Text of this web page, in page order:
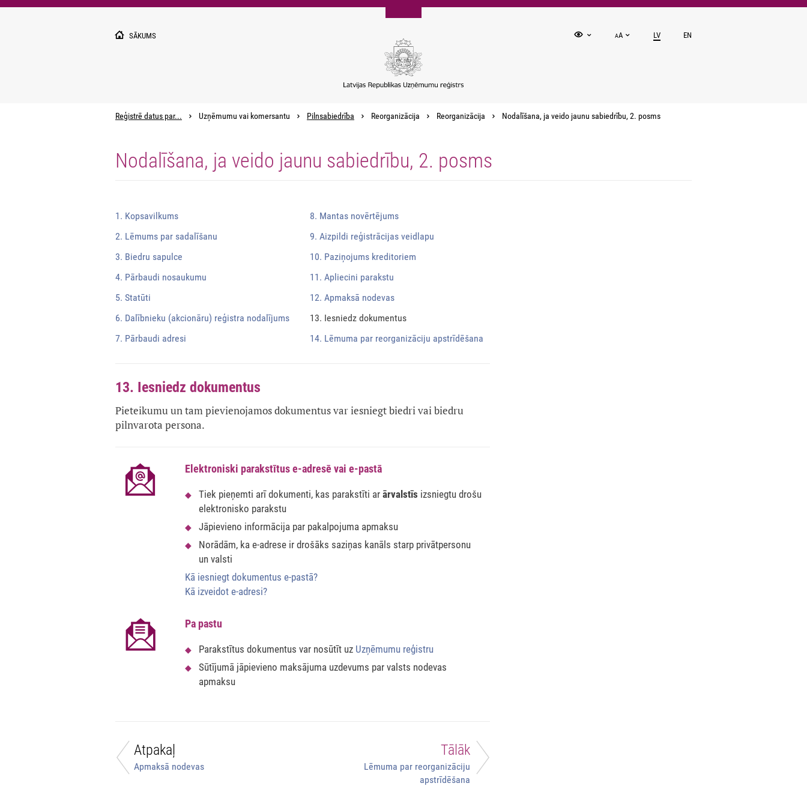
Pārlekt
SĀKUMS AA LV EN
Reģistrē datus par... Uzņēmumu vai komersantu Pilnsabiedrība Reorganizācija Reorganizācija Nodalīšana, ja veido jaunu sabiedrību, 2. posms
Nodalīšana, ja veido jaunu sabiedrību, 2. posms
1. Kopsavilkums
2. Lēmums par sadalīšanu
3. Biedru sapulce
4. Pārbaudi nosaukumu
5. Statūti
6. Dalībnieku (akcionāru) reģistra nodalījums
7. Pārbaudi adresi
8. Mantas novērtējums
9. Aizpildi reģistrācijas veidlapu
10. Paziņojums kreditoriem
11. Apliecini parakstu
12. Apmaksā nodevas
13. Iesniedz dokumentus
14. Lēmuma par reorganizāciju apstrīdēšana
13. Iesniedz dokumentus
Pieteikumu un tam pievienojamos dokumentus var iesniegt biedri vai biedru
pilnvarota persona.
Elektroniski parakstītus e-adresē vai e-pastā
Tiek pieņemti arī dokumenti, kas parakstīti ar ārvalstīs izsniegtu drošu
elektronisko parakstu
Jāpievieno informācija par pakalpojuma apmaksu
Norādām, ka e-adrese ir drošāks saziņas kanāls starp privātpersonu
un valsti
Kā iesniegt dokumentus e-pastā?
Kā izveidot e-adresi?
Pa pastu
Parakstītus dokumentus var nosūtīt uz Uzņēmumu reģistru
Sūtījumā jāpievieno maksājuma uzdevums par valsts nodevas
apmaksu
Tālāk
Lēmuma par reorganizāciju
apstrīdēšana
Atpakaļ
Apmaksā nodevas